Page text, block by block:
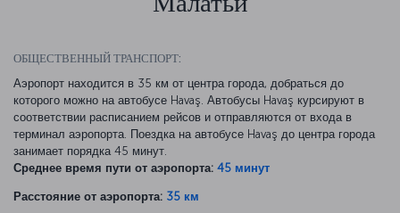
ОБЩЕСТВЕННЫЙ ТРАНСПОРТ:
Аэропорт находится в 35 км от центра города, добраться до
которого можно на автобусе Havaş. Автобусы Havaş курсируют в
соответствии расписанием рейсов и отправляются от входа в
терминал аэропорта. Поездка на автобусе Havaş до центра города
занимает порядка 45 минут.
Среднее время пути от аэропорта: 45 минут
Расстояние от аэропорта: 35 км